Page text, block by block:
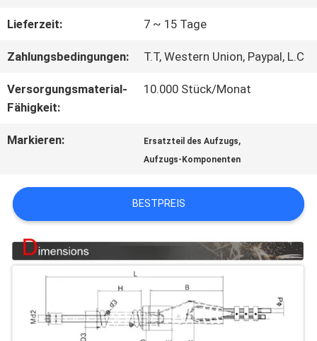
TRETEN
SIE
UNS
IN
NACHRICHTEN
FÄLLE
SITEMAP
Lieferzeit: 7 ~ 15 Tage
Zahlungsbedingungen: T.T, Western Union, Paypal, L.C
Versorgungsmaterial-
Fähigkeit:
10.000 Stück/Monat
Markieren: Ersatzteil des Aufzugs,
Aufzugs-Komponenten
BESTPREIS